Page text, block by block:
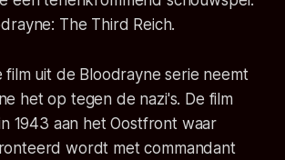
The Third Reich.
uit de Bloodrayne serie neemt
het op tegen de nazi's. De film
1943 aan het Oostfront waar
wordt met commandant